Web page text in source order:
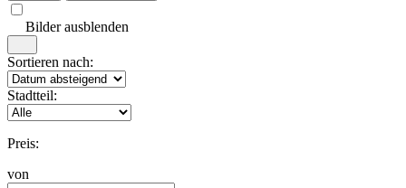
Bilder ausblenden
Sortieren nach:
Stadtteil:
Preis:
von